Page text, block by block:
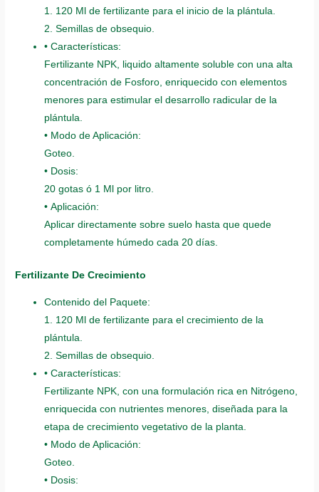
1. 120 Ml de fertilizante para el inicio de la plántula.
2. Semillas de obsequio.
• Características:
Fertilizante NPK, liquido altamente soluble con una alta
concentración de Fosforo, enriquecido con elementos
menores para estimular el desarrollo radicular de la
plántula.
• Modo de Aplicación:
Goteo.
• Dosis:
20 gotas ó 1 Ml por litro.
• Aplicación:
Aplicar directamente sobre suelo hasta que quede
completamente húmedo cada 20 días.
Fertilizante De Crecimiento
Contenido del Paquete:
1. 120 Ml de fertilizante para el crecimiento de la
plántula.
2. Semillas de obsequio.
• Características:
Fertilizante NPK, con una formulación rica en Nitrógeno,
enriquecida con nutrientes menores, diseñada para la
etapa de crecimiento vegetativo de la planta.
• Modo de Aplicación:
Goteo.
• Dosis: